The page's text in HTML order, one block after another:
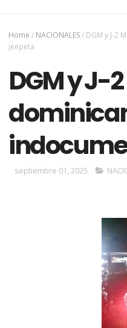
Home / NACIONALES/ DGM y J-2
jeepeta
DGM y J-
septiembre 01, 2025